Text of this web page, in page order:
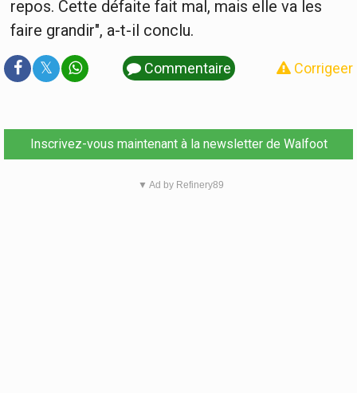
repos. Cette défaite fait mal, mais elle va les
faire grandir", a-t-il conclu.
𝕏 Commentaire Corrigeer
Inscrivez-vous maintenant à la newsletter de Walfoot
▼ Ad by Refinery89